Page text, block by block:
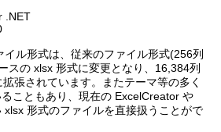
.NET
ル形式は、従来のファイル形式(256列
スの xlsx 形式に変更となり、16,384列
張されています。またテーマ等の多く
こともあり、現在の ExcelCreator や
形式のファイルを直接扱うことがで